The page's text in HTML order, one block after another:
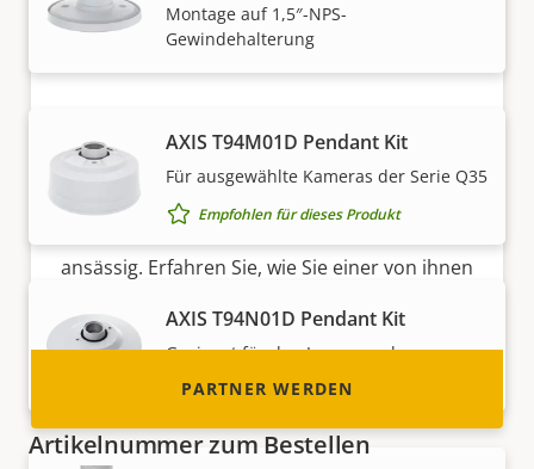
Montage auf 1,5″-NPS-
Gewindehalterung
AXIS T94M01D Pendant Kit
Für ausgewählte Kameras der Serie Q35
Empfohlen für dieses Produkt
AXIS T94N01D Pendant Kit
Geeignet für den Innen- und
Außenbereich
Sind Sie Wiederverkäufer, Distributor,
Systemintegrator oder Installateur? Unsere
ansässig. Erfahren Sie, wie Sie einer von ihnen
PARTNER WERDEN
Artikelnummer zum Bestellen